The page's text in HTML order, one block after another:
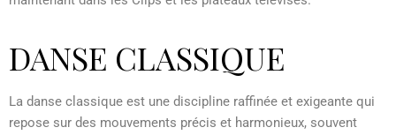
DANSE CLASSIQUE
La danse classique est une discipline raffinée et exigeante qui
repose sur des mouvements précis et harmonieux, souvent